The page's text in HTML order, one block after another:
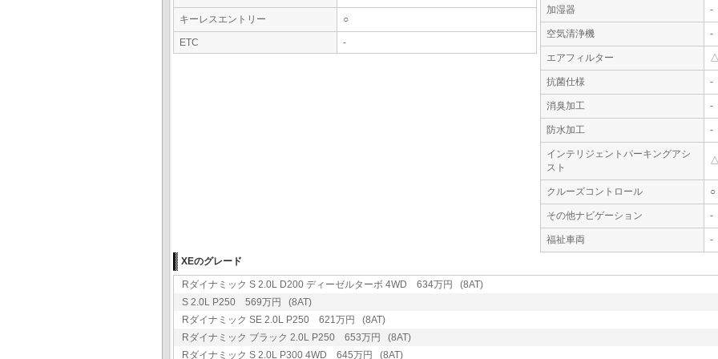
キーレスエントリー ○
ETC -
加湿器 -
空気清浄機 -
エアフィルター
抗菌仕様 -
消臭加工 -
防水加工 -
インテリジェントパーキングアシ
スト
クルーズコントロール ○
その他ナビゲーション -
福祉車両
-
XEのグレード
Rダイナミック S 2.0L D200 ディーゼルターボ 4WD 634万円 (8AT)
S 2.0L P250 569万円 (8AT)
Rダイナミック SE 2.0L P250 621万円 (8AT)
Rダイナミック ブラック 2.0L P250 653万円 (8AT)
Rダイナミック S 2.0L P300 4WD 645万円 (8AT)